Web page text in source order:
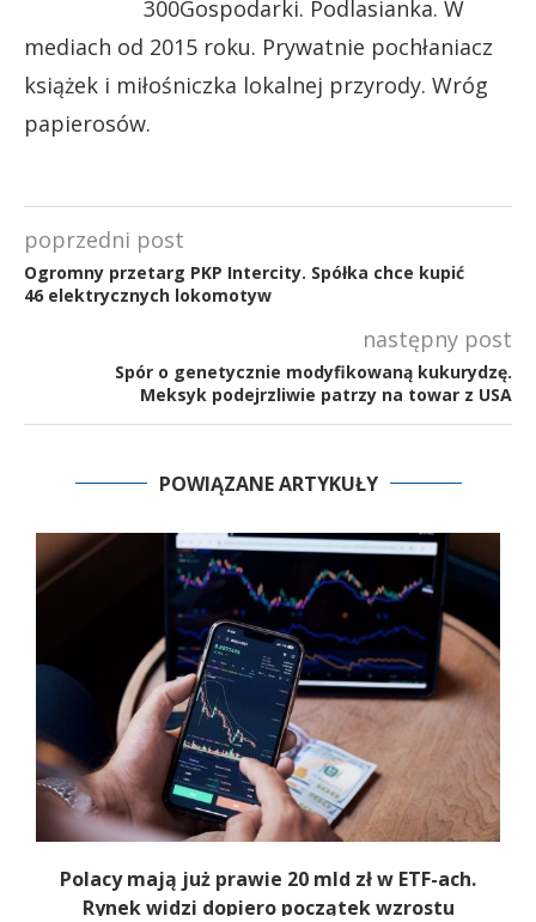
300Gospodarki. Podlasianka. W
mediach od 2015 roku. Prywatnie pochłaniacz
książek i miłośniczka lokalnej przyrody. Wróg
papierosów.
poprzedni post
Ogromny przetarg PKP Intercity. Spółka chce kupić
46 elektrycznych lokomotyw
następny post
Spór o genetycznie modyfikowaną kukurydzę.
Meksyk podejrzliwie patrzy na towar z USA
POWIĄZANE ARTYKUŁY
Polacy mają już prawie 20 mld zł w ETF-ach.
Rynek widzi dopiero początek wzrostu